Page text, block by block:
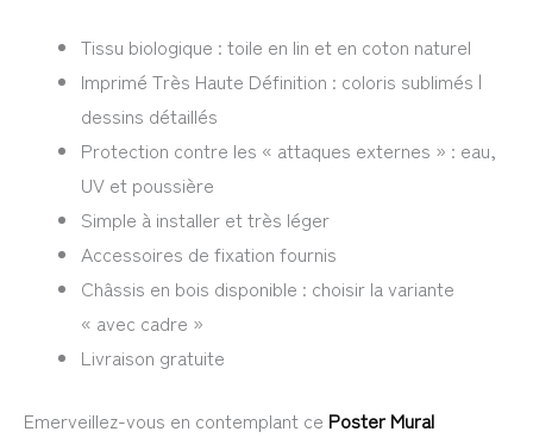
Tissu biologique : toile en lin et en coton naturel
Imprimé Très Haute Définition : coloris sublimés |
dessins détaillés
Protection contre les « attaques externes » : eau,
UV et poussière
Simple à installer et très léger
Accessoires de fixation fournis
Châssis en bois disponible : choisir la variante
« avec cadre »
Livraison gratuite
Emerveillez-vous en contemplant ce Poster Mural